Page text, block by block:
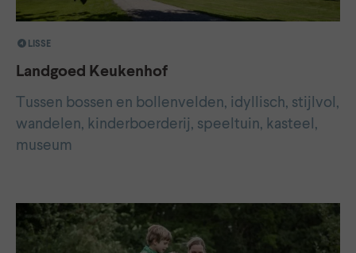
LISSE
Landgoed Keukenhof
Tussen bossen en bollenvelden, idyllisch, stijlvol,
wandelen, kinderboerderij, speeltuin, kasteel,
museum